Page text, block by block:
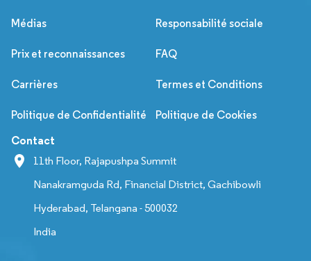
Médias Responsabilité sociale
Prix et reconnaissances FAQ
Carrières Termes et Conditions
Politique de Confidentialité Politique de Cookies
Contact
11th Floor, Rajapushpa Summit
Nanakramguda Rd, Financial District, Gachibowli
Hyderabad, Telangana - 500032
India